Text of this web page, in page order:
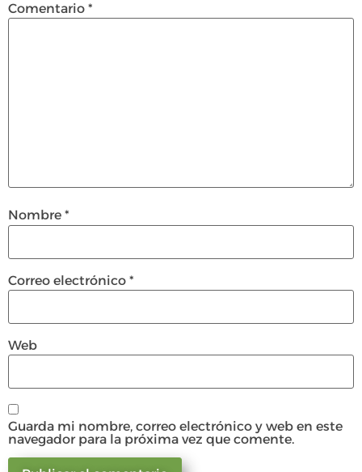
Comentario *
Nombre *
Correo electrónico *
Web
Guarda mi nombre, correo electrónico y web en este
navegador para la próxima vez que comente.